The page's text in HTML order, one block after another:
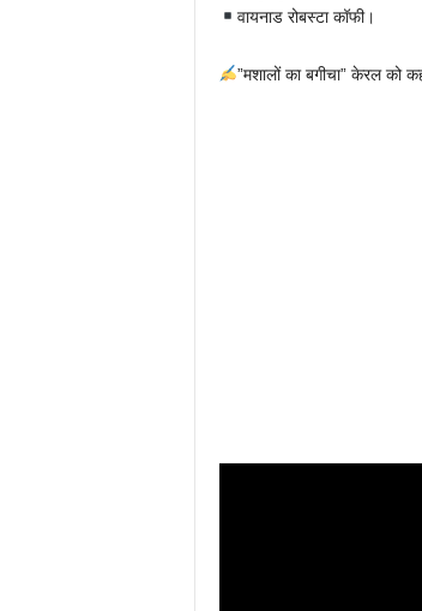
वायनाड रोबस्टा कॉफी।
”मशालों का बगीचा” केरल को